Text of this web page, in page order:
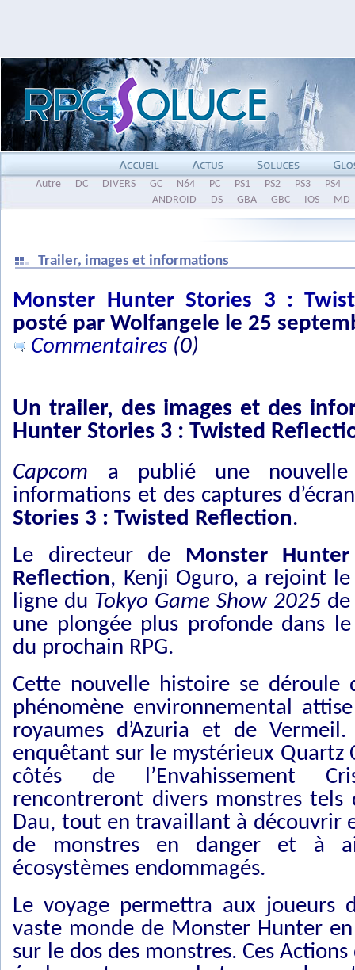
Autre DC DIVERS GC N64 PC PS1 PS2 PS3
PS4
ANDROID
DS GBA GBC IOS MD
Trailer, images et informations
Monster Hunter Stories 3 :
posté par Wolfangele le 25
Commentaires (0)
Un trailer, des images et des
Hunter Stories 3 : Twisted
Capcom a publié une nouvelle
informations et des captures
Stories 3 : Twisted Reflection.
Le directeur de Monster
Reflection, Kenji Oguro, a rejoint
ligne du Tokyo Game Show 2025
une plongée plus profonde dans
du prochain RPG.
Cette nouvelle histoire se déroule
phénomène environnemental
royaumes d’Azuria et de
enquêtant sur le mystérieux
côtés de l’Envahissement
rencontreront divers monstres tels
Dau, tout en travaillant à découvrir
de monstres en danger et à
écosystèmes endommagés.
Le voyage permettra aux joueurs
vaste monde de Monster Hunter
sur le dos des monstres. Ces